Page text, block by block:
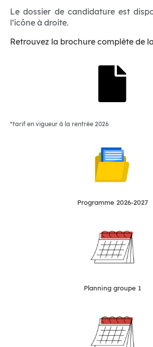
Le dossier de candidature est
l’icône à droite.
Retrouvez la brochure complète de
*tarif en vigueur à la rentrée 2026
Programme 2026-2027
Planning groupe 1